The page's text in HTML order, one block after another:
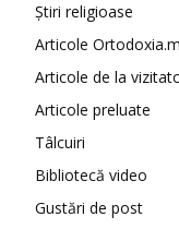
Știri religioase
Articole
Articole de la
Articole preluate
Tâlcuiri
Bibliotecă video
Gustări de post